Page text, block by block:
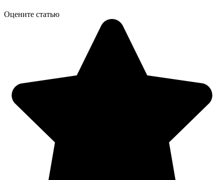
Оцените статью